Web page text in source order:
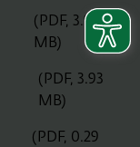
(PDF, 3.94
MB)
(PDF, 3.93
MB)
(PDF, 0.29